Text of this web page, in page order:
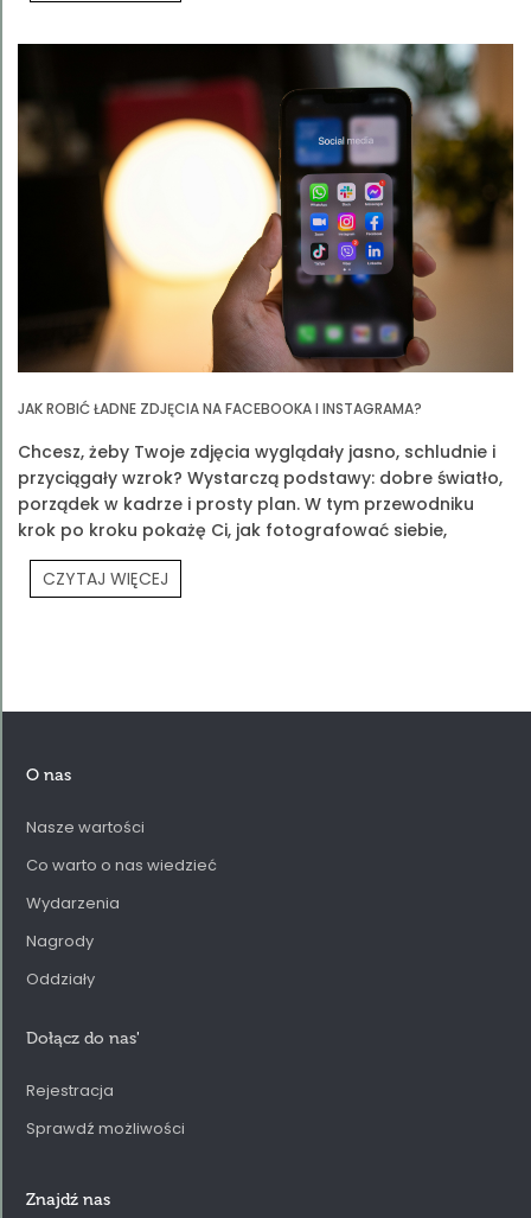
JAK ROBIĆ ŁADNE ZDJĘCIA NA FACEBOOKA I INSTAGRAMA?
Chcesz, żeby Twoje zdjęcia wyglądały jasno, schludnie i
przyciągały wzrok? Wystarczą podstawy: dobre światło,
porządek w kadrze i prosty plan. W tym przewodniku
krok po kroku pokażę Ci, jak fotografować siebie,
produkty Prouvé i Twoją codzienność.
CZYTAJ WIĘCEJ
O nas
Nasze wartości
Co warto o nas wiedzieć
Wydarzenia
Nagrody
Oddziały
Dołącz do nas'
Rejestracja
Sprawdź możliwości
Znajdź nas